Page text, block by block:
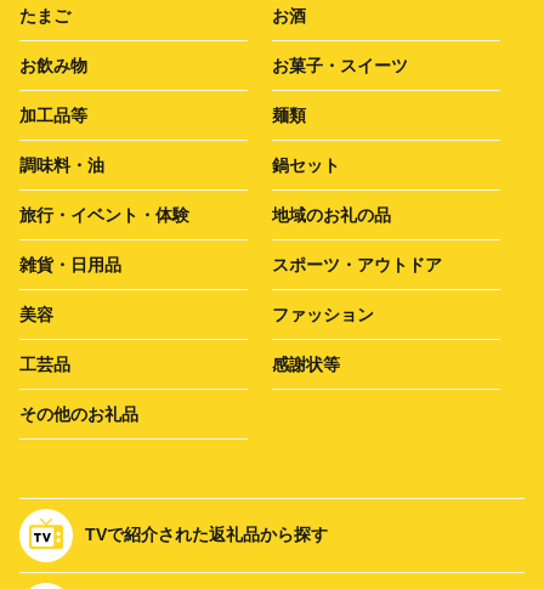
たまご お酒
お飲み物 お菓子・スイーツ
加工品等 麺類
調味料・油 鍋セット
旅行・イベント・体験 地域のお礼の品
雑貨・日用品 スポーツ・アウトドア
美容 ファッション
工芸品 感謝状等
その他のお礼品
TVで紹介された返礼品から探す